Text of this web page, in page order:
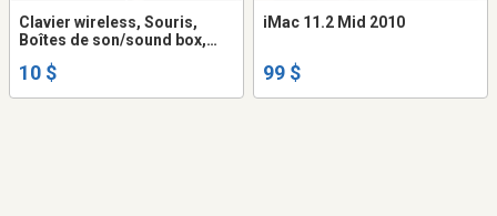
Clavier wireless, Souris,
Boîtes de son/sound box,
10 $
iMac 11.2 Mid 2010
99 $